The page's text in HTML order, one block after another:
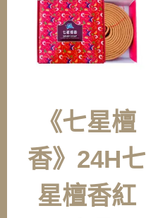
《七星檀
香》24H七
星檀香紅